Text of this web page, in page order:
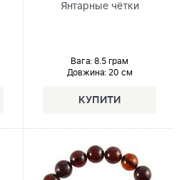
Янтарные чётки
Вага: 8.5 грам
Довжина: 20 см